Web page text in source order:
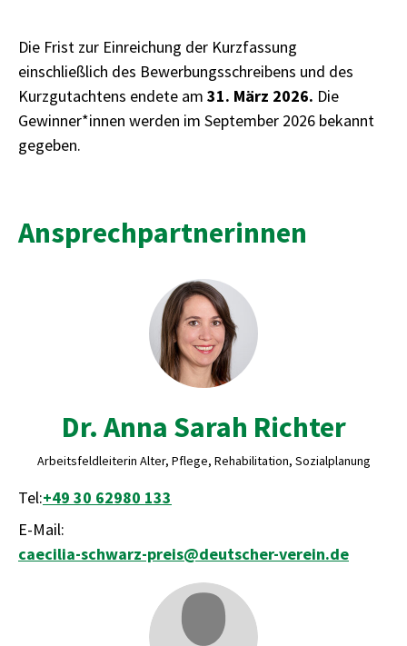
Die Frist zur Einreichung der Kurzfassung
einschließlich des Bewerbungsschreibens und des
Kurzgutachtens endete am 31. März 2026. Die
Gewinner*innen werden im September 2026 bekannt
gegeben.
Ansprechpartnerinnen
Dr. Anna Sarah Richter
Arbeitsfeldleiterin Alter, Pflege, Rehabilitation, Sozialplanung
Tel:+49 30 62980 133
E-Mail:
caecilia-schwarz-preis@deutscher-verein.de